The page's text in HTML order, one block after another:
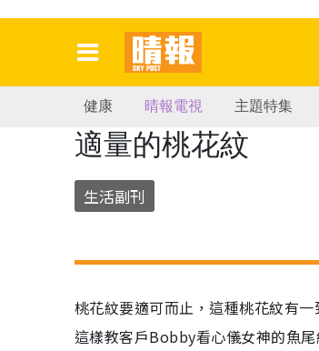
健康 晴報電視 主題特集
適量的桃花紋
生活副刊
桃花紋要適可而止，這種桃花紋有
這樣教客戶Bobby看心儀女神的魚